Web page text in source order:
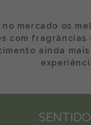
no mercado os
com
ainda